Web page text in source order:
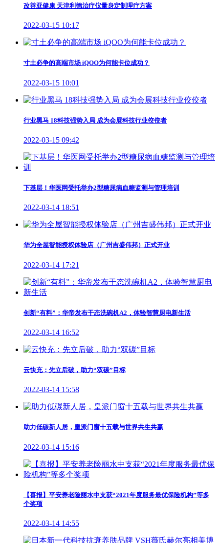
改善亚健康 天津利德治疗仪量身定制理疗方案
2022-03-15 10:17
寸土必争的高端市场 iQOO为何能卡位成功？
2022-03-15 10:01
行业黑马 18科技强势入局 成为会展科技行业佼佼者
2022-03-15 09:42
下基层！华医网受托举办2型糖尿病血糖监测与管理培训
2022-03-14 18:51
华为全屋智能授权体验店（广州吉盛伟邦）正式开业
2022-03-14 17:21
创新“有料”：华帝发布干态洗碗机A2，体验智慧厨电新生活
2022-03-14 16:52
云快充：先立后破，助力“双碳”目标
2022-03-14 15:58
助力低碳新人居，皇派门窗十五载与世界共生共赢
2022-03-14 15:16
【喜报】平安养老险丽水中支获“2021年度服务最优保险机构”等多
个奖项
2022-03-14 14:55